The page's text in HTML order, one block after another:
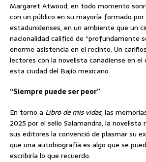
Margaret Atwood, en todo momento
con un público en su mayoría formado por
estadunidenses, en un ambiente que un
nacionalidad calificó de “profundamente
enorme asistencia en el recinto. Un
lectores con la novelista canadiense en el
esta ciudad del Bajío mexicano.
“Siempre puede ser peor”
En torno a Libro de mis vidas,las
2025 por el sello Salamandra, la novelista
sus editores la convenció de plasmar su
que una autobiografía es algo que se
escribiría lo que recuerdo.